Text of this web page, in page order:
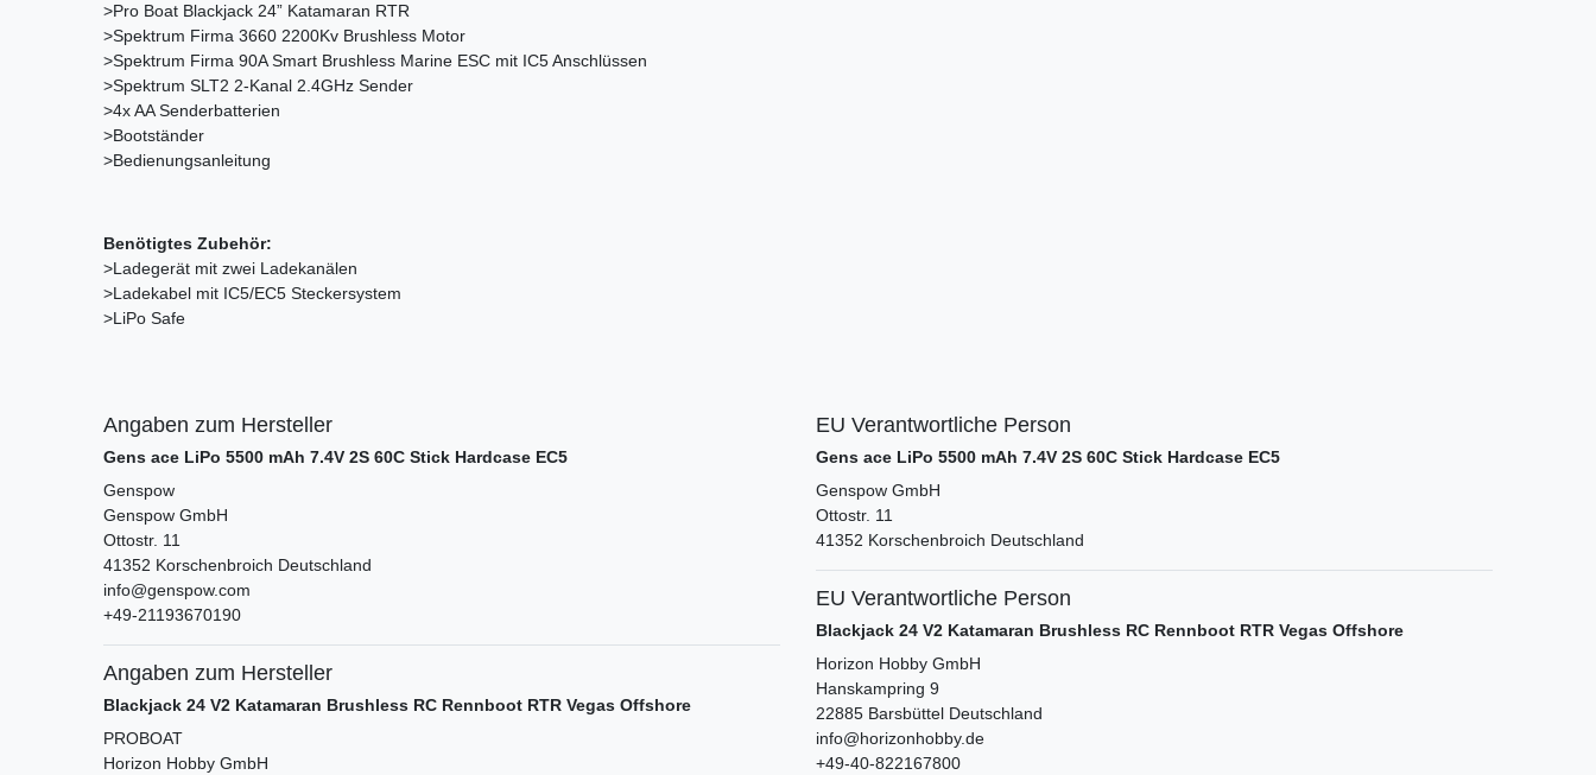
>Pro Boat Blackjack 24” Katamaran RTR
>Spektrum Firma 3660 2200Kv Brushless Motor
>Spektrum Firma 90A Smart Brushless Marine ESC mit IC5 Anschlüssen
>Spektrum SLT2 2-Kanal 2.4GHz Sender
>4x AA Senderbatterien
>Bootständer
>Bedienungsanleitung
Benötigtes Zubehör:
>Ladegerät mit zwei Ladekanälen
>Ladekabel mit IC5/EC5 Steckersystem
>LiPo Safe
Angaben zum Hersteller
Gens ace LiPo 5500 mAh 7.4V 2S 60C Stick Hardcase EC5
Genspow
Genspow GmbH
Ottostr. 11
41352 Korschenbroich Deutschland
info@genspow.com
+49-21193670190
Angaben zum Hersteller
Blackjack 24 V2 Katamaran Brushless RC Rennboot RTR Vegas Offshore
PROBOAT
Horizon Hobby GmbH
EU Verantwortliche Person
Gens ace LiPo 5500 mAh 7.4V 2S 60C Stick Hardcase EC5
Genspow GmbH
Ottostr. 11
41352 Korschenbroich Deutschland
EU Verantwortliche Person
Blackjack 24 V2 Katamaran Brushless RC Rennboot RTR Vegas Offshore
Horizon Hobby GmbH
Hanskampring 9
22885 Barsbüttel Deutschland
info@horizonhobby.de
+49-40-822167800